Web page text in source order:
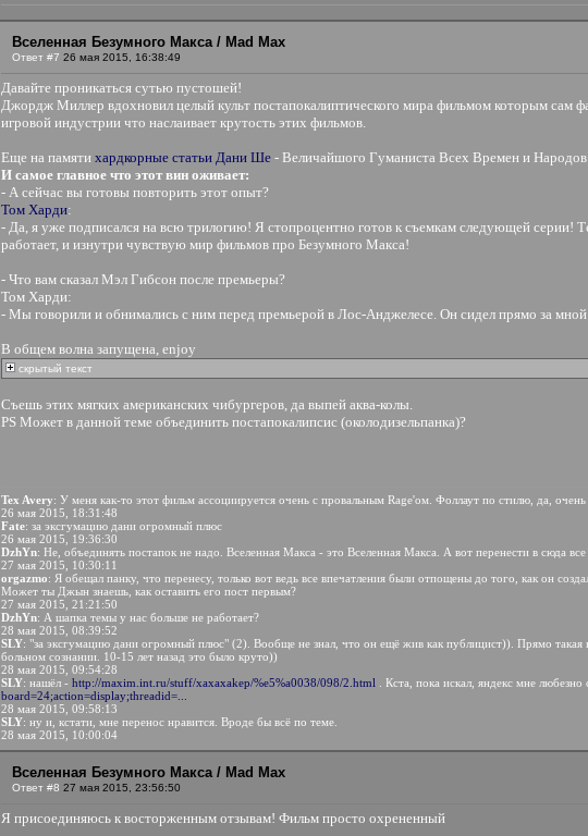
Вселенная Безумного Макса / Mad Max
Ответ #7 26 мая 2015, 16:38:49
Давайте проникаться сутью пустошей!
Джордж Миллер вдохновил целый культ постапокалиптического мира фильмом которым сам
игровой индустрии что наслаивает крутость этих фильмов.
Еще на памяти хардкорные статьи Дани Ше - Величайшого Гуманиста Всех Времен и Народов
И самое главное что этот вин оживает:
- А сейчас вы готовы повторить этот опыт?
Том Харди:
- Да, я уже подписался на всю трилогию! Я стопроцентно готов к съемкам следующей серии!
работает, и изнутри чувствую мир фильмов про Безумного Макса!
- Что вам сказал Мэл Гибсон после премьеры?
Том Харди:
- Мы говорили и обнимались с ним перед премьерой в Лос-Анджелесе. Он сидел прямо за
В общем волна запущена, enjoy
скрытый текст
Съешь этих мягких американских чибургеров, да выпей аква-колы.
PS Может в данной теме объединить постапокалипсис (околодизельпанка)?
Tex Avery: У меня как-то этот фильм ассоциируется очень с провальным Rage'ом. Фоллаут по стилю, да,
26 мая 2015, 18:31:48
Fate: за эксгумацию дани огромный плюс
26 мая 2015, 19:36:30
DzhYn: Не, объединять постапок не надо. Вселенная Макса - это Вселенная Макса. А вот перенести в сюда
27 мая 2015, 10:30:11
orgazmo: Я обещал панку, что перенесу, только вот ведь все впечатления были отпощены до того, как он
Может ты Джын знаешь, как оставить его пост первым?
27 мая 2015, 21:21:50
DzhYn: А шапка темы у нас больше не работает?
28 мая 2015, 08:39:52
SLY: "за эксгумацию дани огромный плюс" (2). Вообще не знал, что он ещё жив как публицист)). Прямо
больном сознании. 10-15 лет назад это было круто))
28 мая 2015, 09:54:28
SLY: нашёл - http://maxim.int.ru/stuff/xaxaxakep/%e5%a0038/098/2.html . Кста, пока искал, яндекс мне
board=24;action=display;threadid=...
28 мая 2015, 09:58:13
SLY: ну и, кстати, мне перенос нравится. Вроде бы всё по теме.
28 мая 2015, 10:00:04
Вселенная Безумного Макса / Mad Max
Ответ #8 27 мая 2015, 23:56:50
Я присоединяюсь к восторженным отзывам! Фильм просто охрененный